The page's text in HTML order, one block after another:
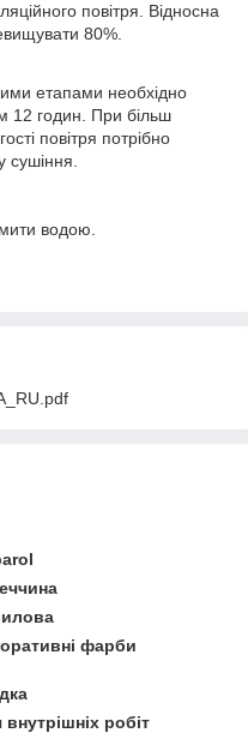
повітря. Відносна
80%.
етапами необхідно
12 годин. При більш
повітря потрібно
сушіння.
водою.
фарби
робіт